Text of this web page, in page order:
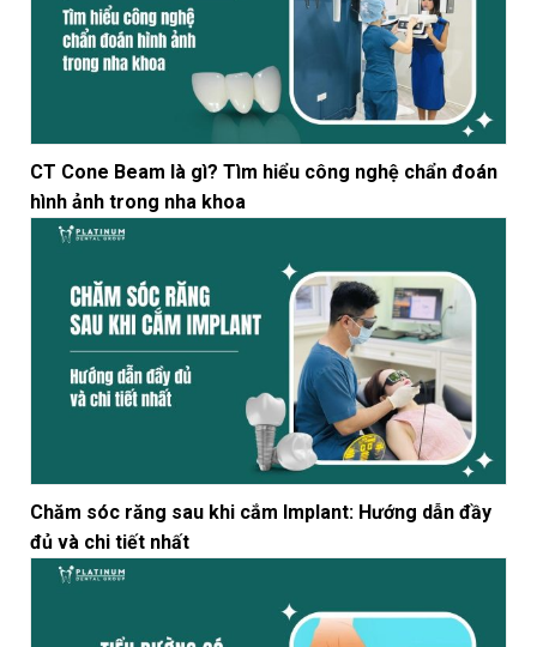
CT Cone Beam là gì? Tìm hiểu công nghệ chẩn đoán
hình ảnh trong nha khoa
Chăm sóc răng sau khi cắm Implant: Hướng dẫn đầy
đủ và chi tiết nhất